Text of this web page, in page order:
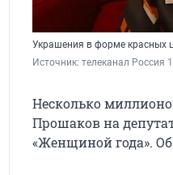
Украшения в форме красных
Источник: телеканал Россия 1
Несколько
Прошаков на
«Женщиной года».